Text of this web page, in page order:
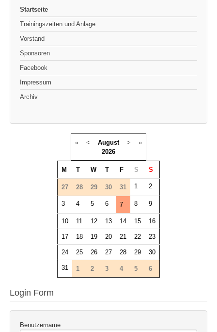
Startseite
Trainingszeiten und Anlage
Vorstand
Sponsoren
Facebook
Impressum
Archiv
« <
August
2026
> »
M T W T F S S
27 28 29 30 31 1 2
3 4 5 6 7 8 9
10 11 12 13 14 15 16
17 18 19 20 21 22 23
24 25 26 27 28 29 30
31 1 2 3 4 5 6
Login Form
Benutzername